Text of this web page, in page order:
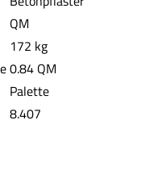
QM
172 kg
0.84 QM
Palette
8.407